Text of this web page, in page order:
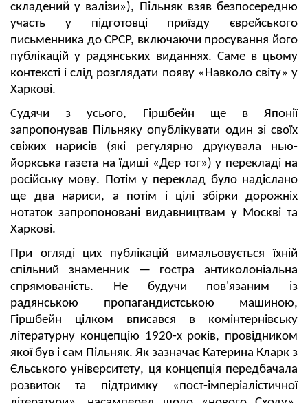
складений у валізи»), Пільняк взяв безпосередню
участь у підготовці приїзду єврейського
письменника до СРСР, включаючи просування його
публікацій у радянських виданнях. Саме в цьому
контексті і слід розглядати появу «Навколо світу» у
Харкові.
Судячи з усього, Гіршбейн ще в Японії
запропонував Пільняку опублікувати один зі своїх
свіжих нарисів (які регулярно друкувала нью-
йоркська газета на їдиші «Дер тог») у перекладі на
російську мову. Потім у переклад було надіслано
ще два нариси, а потім і цілі збірки дорожніх
нотаток запропоновані видавництвам у Москві та
Харкові.
При огляді цих публікацій вимальовується їхній
спільний знаменник — гостра антиколоніальна
спрямованість. Не будучи пов'язаним із
радянською пропагандистською машиною,
Гіршбейн цілком вписався в комінтернівську
літературну концепцію 1920-х років, провідником
якої був і сам Пільняк. Як зазначає Катерина Кларк з
Єльського університету, ця концепція передбачала
розвиток та підтримку «пост-імперіалістичної